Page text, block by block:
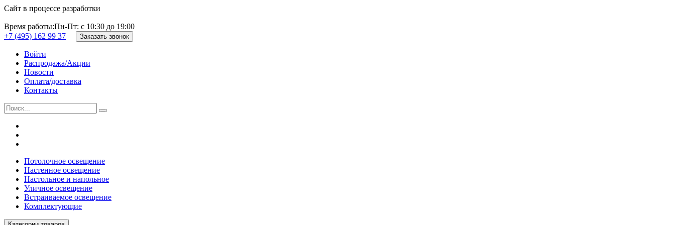
Сайт в процессе разработки
Время работы:Пн-Пт: с 10:30 до 19:00
+7 (495) 162 99 37
Заказать звонок
Войти
Распродажа/Акции
Новости
Оплата/доставка
Контакты
Потолочное освещение
Настенное освещение
Настольное и напольное
Уличное освещение
Встраиваемое освещение
Комплектующие